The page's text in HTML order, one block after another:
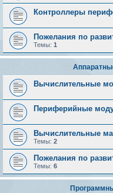
Контроллеры
Пожелания по
Темы: 1
Вычислительные
Периферийные
Вычислительные
Темы: 2
Пожелания по
Темы: 6